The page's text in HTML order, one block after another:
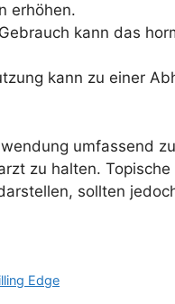
erhöhen.
kann das
kann zu einer
umfassend
zu halten.
sollten
Edge